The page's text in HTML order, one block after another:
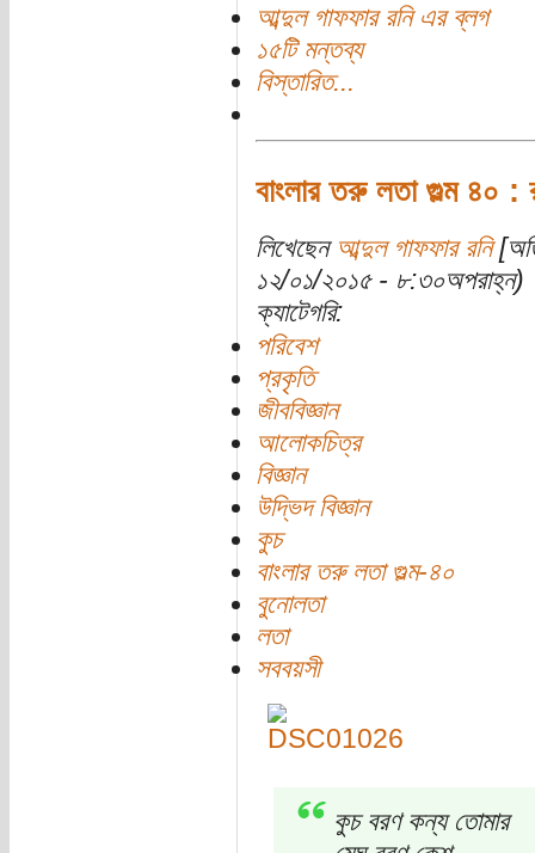
আব্দুল গাফফার রনি এর ব্লগ
১৫টি মন্তব্য
বিস্তারিত...
বাংলার তরু লতা গুল্ম ৪০
লিখেছেন আব্দুল গাফফার রনি
১২/০১/২০১৫ - ৮:৩০অপরাহ্ন)
ক্যাটেগরি:
পরিবেশ
প্রকৃতি
জীববিজ্ঞান
আলোকচিত্র
বিজ্ঞান
উদ্ভিদ বিজ্ঞান
কুচ
বাংলার তরু লতা গুল্ম-৪০
বুনোলতা
লতা
সববয়সী
কুচ বরণ কন্য তোমার